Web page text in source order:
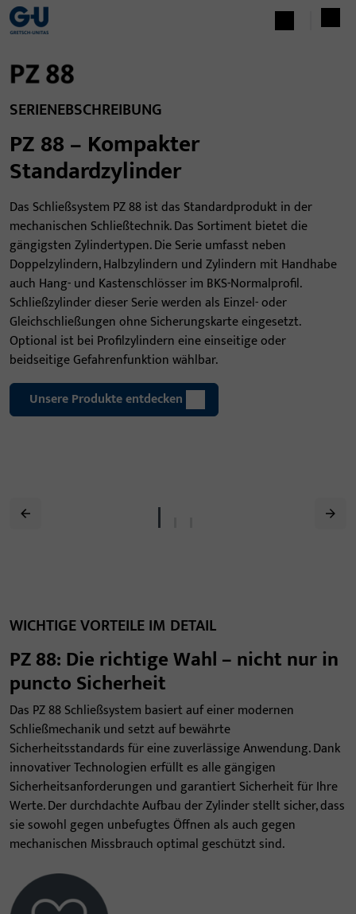
SERIENEBSCHREIBUNG
PZ 88 – Kompakter
Standardzylinder
Das Schließsystem PZ 88 ist das Standardprodukt in der
mechanischen Schließtechnik. Das Sortiment bietet die
gängigsten Zylindertypen. Die Serie umfasst neben
Doppelzylindern, Halbzylindern und Zylindern mit Handhabe
auch Hang- und Kastenschlösser im BKS-Normalprofil.
Schließzylinder dieser Serie werden als Einzel- oder
Gleichschließungen ohne Sicherungskarte eingesetzt.
Optional ist bei Profilzylindern eine einseitige oder
beidseitige Gefahrenfunktion wählbar.
Unsere Produkte entdecken
WICHTIGE VORTEILE IM DETAIL
PZ 88: Die richtige Wahl – nicht nur in
puncto Sicherheit
Das PZ 88 Schließsystem basiert auf einer modernen
Schließmechanik und setzt auf bewährte
Sicherheitsstandards für eine zuverlässige Anwendung. Dank
innovativer Technologien erfüllt es alle gängigen
Sicherheitsanforderungen und garantiert Sicherheit für Ihre
Werte. Der durchdachte Aufbau der Zylinder stellt sicher, dass
sie sowohl gegen unbefugtes Öffnen als auch gegen
mechanischen Missbrauch optimal geschützt sind.